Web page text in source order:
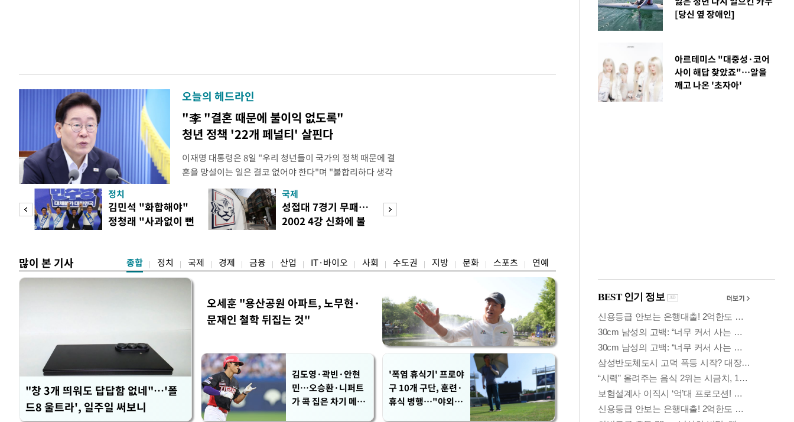
오늘의 헤드라인
"李 "결혼 때문에 불이익 없도록"
청년 정책 '22개 페널티' 살핀다
이재명 대통령은 8일 "우리 청년들이 국가의 정책 때문에 결
혼을 망설이는 일은 결코 없어야 한다"며 "불합리하다 생각
하는 제도가 있을 경우 편하게 말씀해주시면 좋겠다"고 했
다. 이 대통령은 이날 오후 X(옛 트위터)에 '청년들의 목소리
로 찾은 결혼 페널티 22개' 자료를 공유하며 이같이 적었다.
이 대통령은 "결혼으로 인해 겪을 수 있는 제도
정치
김민석 "화합해야"
정청래 "사과없이 뻔
국제
성접대 7경기 무패…
2002 4강 신화에 불
많이 본 기사 종합 정치 국제 경제 금융 산업 IT·바이오 사회 수도권 지방 문화 스포츠 연예
"창 3개 띄워도 답답함 없네"…'폴
드8 울트라', 일주일 써보니
오세훈 "용산공원 아파트, 노무현·
문재인 철학 뒤집는 것"
김도영·곽빈·안현
민…오승환·니퍼트
가 콕 집은 차기 메이
'폭염 휴식기' 프로야
구 10개 구단, 훈련·
휴식 병행…"야외 훈
[당신 옆 장애인]
아르테미스 "대중성·코어
사이 해답 찾았죠"…알을
깨고 나온 '초자아'